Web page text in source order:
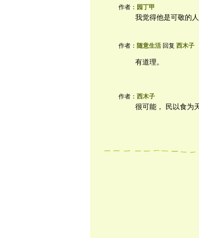
作者： 园丁甲
我觉得他是可敬的
作者： 随意生活回复 西木子
有道理。
作者： 西木子
很可能， 民以食为